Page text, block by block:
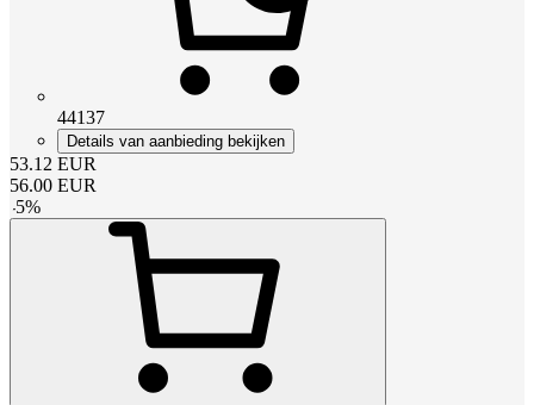
44137
Details van aanbieding bekijken
53.12 EUR
56.00 EUR
-5%